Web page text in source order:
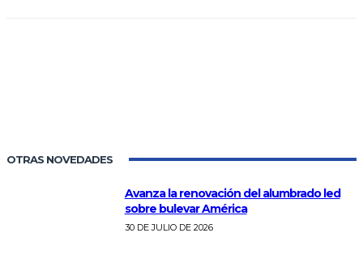
OTRAS NOVEDADES
Avanza la renovación del alumbrado led
sobre bulevar América
30 DE JULIO DE 2026